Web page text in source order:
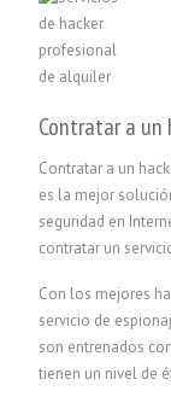
Contratar a
Contratar a un
es la mejor
seguridad en
contratar un
Con los mejores
servicio de
son entrenados
tienen un nivel de